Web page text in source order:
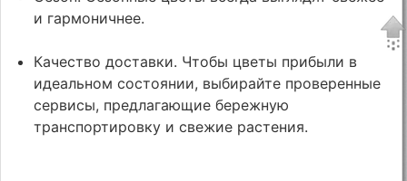
и гармоничнее.
Качество доставки. Чтобы цветы прибыли в
идеальном состоянии, выбирайте проверенные
сервисы, предлагающие бережную
транспортировку и свежие растения.